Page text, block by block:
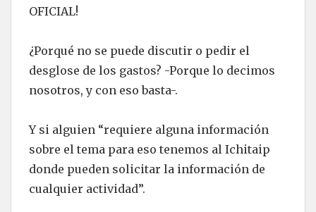
OFICIAL!
¿Porqué no se puede discutir o pedir el
desglose de los gastos? -Porque lo decimos
nosotros, y con eso basta-.
Y si alguien “requiere alguna información
sobre el tema para eso tenemos al Ichitaip
donde pueden solicitar la información de
cualquier actividad”.